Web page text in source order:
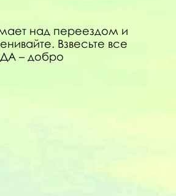
над переездом и
Взвесьте все
ДА – добро